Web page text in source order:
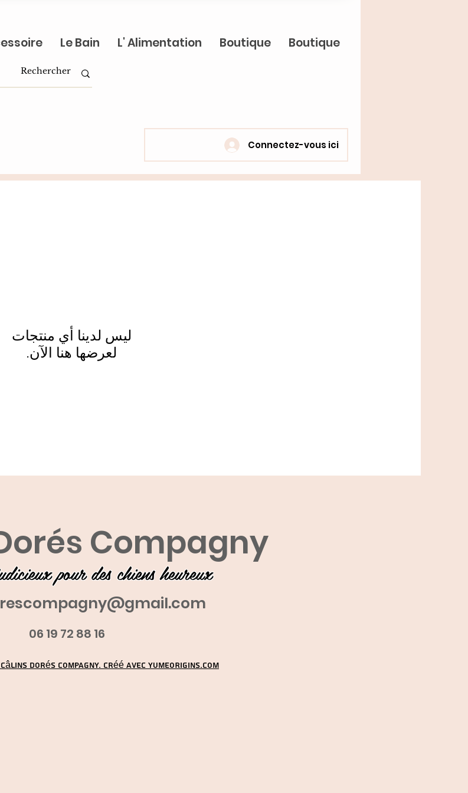
Le Bain L' Alimentation Boutique Boutique
Connectez-vous ici
لعرضها هنا الآن.
Compagny
pour des chiens heureux
06 19 72 88 16
Dorés Compagny. Créé avec YUMEORIGINS.COM